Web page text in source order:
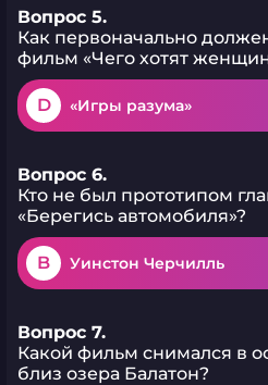
Вопрос 5.
Как первоначально
фильм «Чего хотят
D «Игры разума»
Вопрос 6.
Кто не был прототипом
«Берегись автомобиля»?
B Уинстон Черчилль
Вопрос 7.
Какой фильм снимался в
близ озера Балатон?